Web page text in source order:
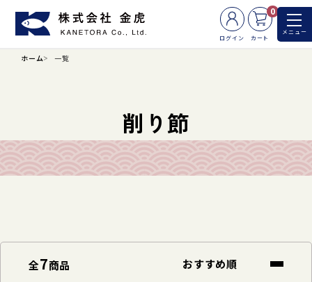
ログイン
0
カート
メニュー
ホーム 一覧
削り節
全7商品